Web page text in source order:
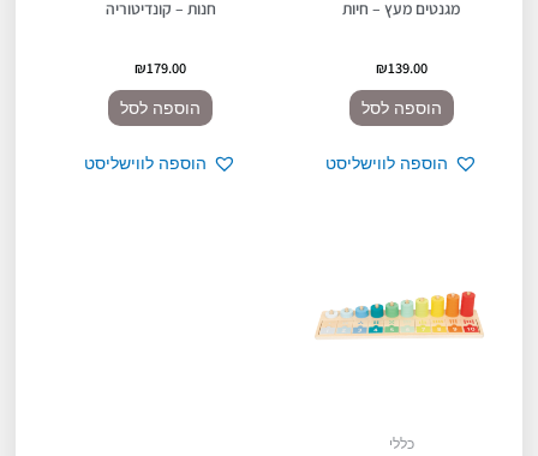
מגנטים מעץ – חיות
₪139.00
הוספה לסל
הוספה לווישליסט
חנות – קונדיטוריה
₪179.00
הוספה לסל
הוספה לווישליסט
כללי